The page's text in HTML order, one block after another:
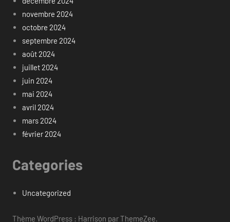
novembre 2024
octobre 2024
septembre 2024
août 2024
juillet 2024
juin 2024
mai 2024
avril 2024
mars 2024
février 2024
Categories
Uncategorized
Thème WordPress : Harrison par ThemeZee.